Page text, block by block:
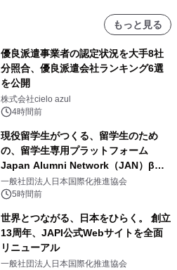
もっと見る
優良派遣事業者の認定状況を大手8社
分照合、優良派遣会社ランキング6選
を公開
株式会社cielo azul
4時間前
現役留学生がつくる、留学生のため
の、留学生専用プラットフォーム
Japan Alumni Network（JAN）β版
をリリース
一般社団法人日本国際化推進協会
5時間前
世界とつながる、日本をひらく。 創立
13周年、JAPI公式Webサイトを全面
リニューアル
一般社団法人日本国際化推進協会